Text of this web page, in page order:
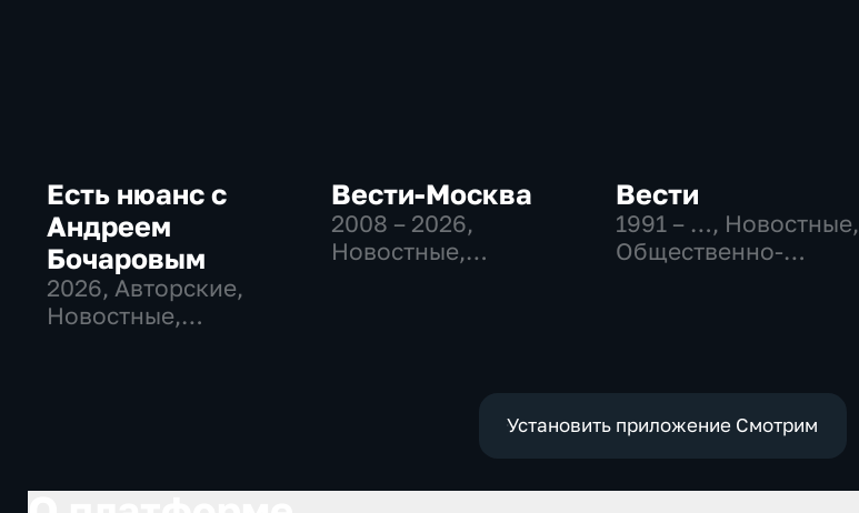
Есть нюанс с
Андреем
Бочаровым
2026, Авторские,
Новостные,
Вести-Москва
2008 – 2026,
Новостные,
Вести
1991 – …, Новостные,
Общественно-
Установить приложение Смотрим